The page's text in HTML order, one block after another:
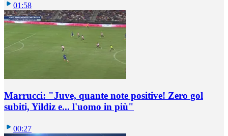
01:58
Marrucci: "Juve, quante note positive! Zero gol
subiti, Yildiz e... l'uomo in più"
00:27